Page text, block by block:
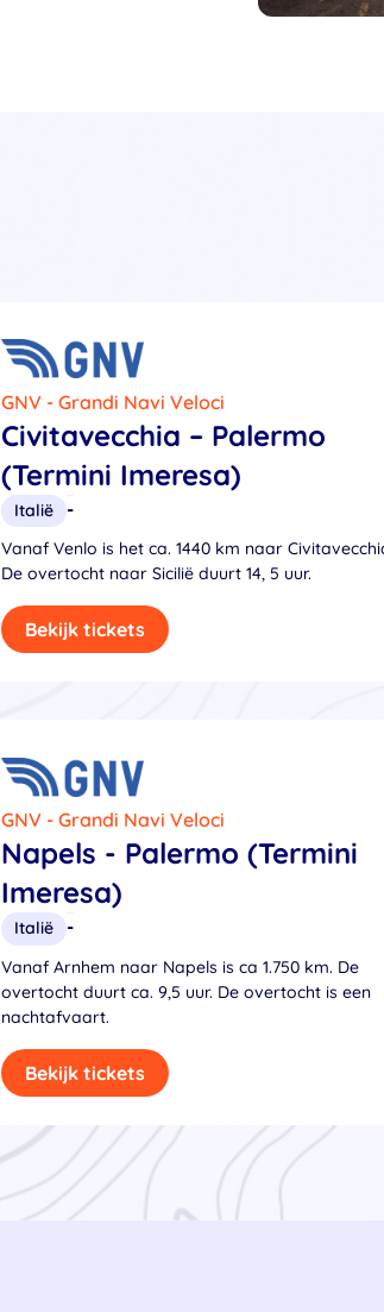
GNV - Grandi Navi Veloci
Civitavecchia – Palermo
(Termini Imeresa)
Italië -
Vanaf Venlo is het ca. 1440 km naar
De overtocht naar Sicilië duurt 14, 5 uur.
Bekijk tickets
GNV - Grandi Navi Veloci
Napels - Palermo (Termini
Imeresa)
Italië -
Vanaf Arnhem naar Napels is ca 1.750 km. De
overtocht duurt ca. 9,5 uur. De overtocht is een
nachtafvaart.
Bekijk tickets